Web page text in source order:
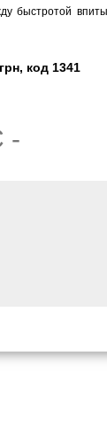
быстротой
код 1341
-